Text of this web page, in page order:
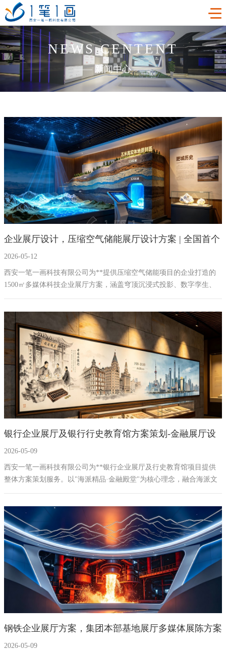
首页
工程案例
廉政警示展厅
法治教育基地
禁毒教育基地
红色党建教育基地
VR虚拟现实
AR增强现实
触控一体机
创新展项
互动投影
数字沙盘
新闻中心
公司新闻
展厅资讯
常见问题
关于我们
企业简介
企业文化
荣誉资质
加入我们
合作代理
诚聘精英
联系我们
联系我们
NEWS CENTENT
—— 新闻中心 ——
企业展厅设计，压缩空气储能展厅设计方案 | 全国首个
盐穴储能主题科技展厅
2026-05-12
西安一笔一画科技有限公司为**提供压缩空气储能项目的企业打造的
1500㎡多媒体科技企业展厅方案，涵盖穹顶沉浸式投影、数字孪生、
270°环幕影院等20项多媒体互动设备，助力全国最大盐穴储能基地品
银行企业展厅及银行行史教育馆方案策划-金融展厅设
计施工公司西安一笔一画科技
2026-05-09
西安一笔一画科技有限公司为**银行企业展厅及行史教育馆项目提供
整体方案策划服务。以"海派精品·金融殿堂"为核心理念，融合海派文
化与金融文化，规划22个核心多媒体展项，打造集历史传承、品牌展
计经验
钢铁企业展厅方案，集团本部基地展厅多媒体展陈方案
| 世界500强企业展厅设计案例
2026-05-09